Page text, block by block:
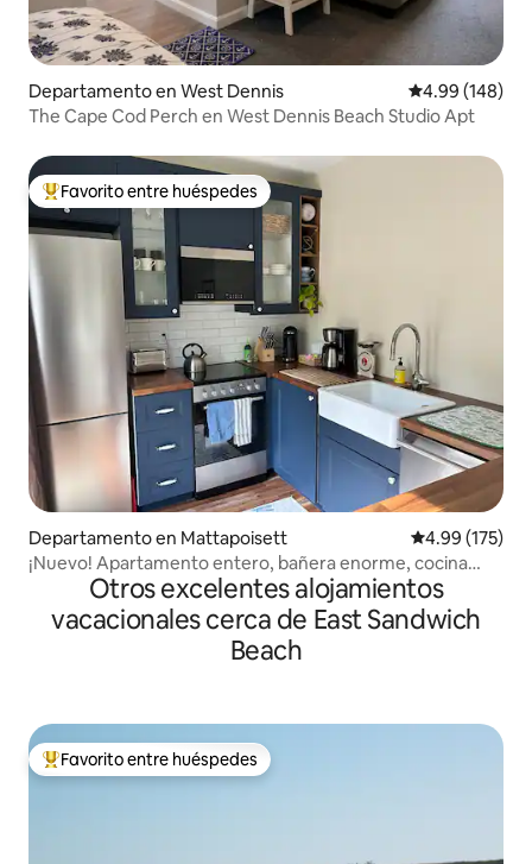
Departamento en West Dennis Calificación
4.99 (148)
The Cape Cod Perch en West Dennis Beach Studio Apt
De los mejores en Favorito entre huéspedes
Favorito entre huéspedes
Departamento en Mattapoisett Calificación
4.99 (175)
¡Nuevo! Apartamento entero, bañera enorme, cocina
completaOtros excelentes alojamientos
vacacionales cerca de East Sandwich
Beach
De los mejores en Favorito entre huéspedes
Favorito entre huéspedes